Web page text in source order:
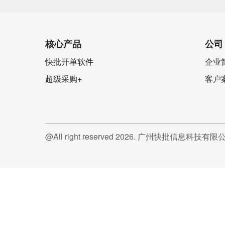
核心产品
快批开单软件
超级采购+
公司
企业
客户
@All right reserved 2026. 广州快批信息科技有